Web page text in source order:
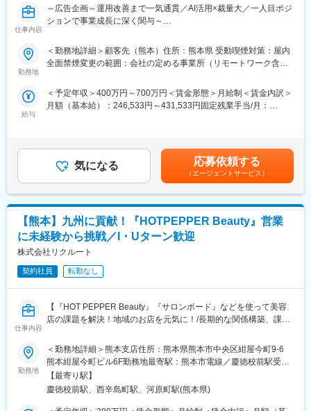
変更の範囲：会社の定める業務
推進担当として、戦略立案やチームマネジメントにも携わってい
ただきます。
■魅力：
◎地域創生の上流工程から携われる…
画した施策を地域活性化につなげる醍醐味があります。
◎事業責任者レベルの裁量…
営業、企画、プロジェクトマネジメント、商品開発、PRまで幅広
ふるさと納税や地域ブランド開発を通じて、全国各地の地域課題
解決に貢献できます。
◎成長事業の中核メンバー…
■当社について：
熊本発のEC・地方創生支援企業です。ふるさと納税運営支援をは
じめ、ECサイト運営、マーケティング、ブランディング、越境
し、地域産品の開発や販路拡大、地域ブランドの創出を通じて地
域経済の活性化に貢献しています。
変更の範囲：会社の定める業務
仕事内容
～広告企画～運用改善まで一気通貫／AI活用×裁量大／一人目ポジ
ションで事業成長に深く関与～
■業務概要：
◇当社は、大手クライアントのアプリ開発・広告運用・AI活用を
成長に関われます。
◇大手消費財メーカーの事業部を専属で担当し、広告企画・クリ
■具体的には：
◇広告企画立案・クリエイティブディレクション（必要に応じて
クリエイティブ制作も）
◇広告運用・改善業務（Meta・Google等）
◇AIを活用したクリエイティブ制作スキルの習得・実践
◇東京担当者との定例連携・進捗報告
※当社は同クライアントのアプリ開発も手掛けており、事業全体を
深く理解した上で広告支援を行える環境です。
勤務地
＜勤務地詳細＞顧客先（熊本）住所：熊本県 受動喫煙対策：屋内
全面禁煙変更の範囲：会社の定める事業所（リモートワーク含
給与
＜予定年収＞400万円～700万円＜賃金形態＞月給制＜賃金内訳＞
月額（基本給）：246,533円～431,533円固定残業手当/月：
昇給：あり賃金はあくまでも目安の金額であり、選考を通じて上
下する可能性があります。月給(月額)は固定手当を含めた表記で
す。
気になる 応募依頼する
（エージェントサービス）
【熊本】九州に貢献！『HOTPEPPER Beauty』営業
に未経験から挑戦／I・Uターン歓迎
株式会社リクルート
契約社員 転勤なし
仕事内容
【『HOT PEPPER Beauty』『サロンボード』などを使って美容
店の課題を解決！地域のお店を元気に！/長期的な関係構築、課題
プ！】
★魅力★
「業界・職種未経験者も挑戦可能！」
美容業界や営業職が未経験の方も、接客スキルを活かしお客様に
貢献！
周囲と切磋琢磨できる仲間と共に働くことで営業スキルを磨くこ
勤務地
＜勤務地詳細＞熊本支店住所：熊本県熊本市中央区紺屋今町9‐6
熊本紺屋今町ビル6F勤務地最寄駅：熊本市電線／慶徳校前駅受動
喫煙対策：屋内全面禁煙変更の範囲：会社の定める事業所
【最寄り駅】
慶徳校前駅、西辛島町駅、河原町駅(熊本県)